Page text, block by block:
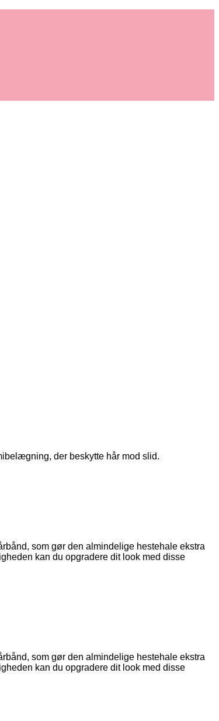
der beskytte hår mod slid.
som gør den almindelige hestehale ekstra
kan du opgradere dit look med disse
som gør den almindelige hestehale ekstra
kan du opgradere dit look med disse